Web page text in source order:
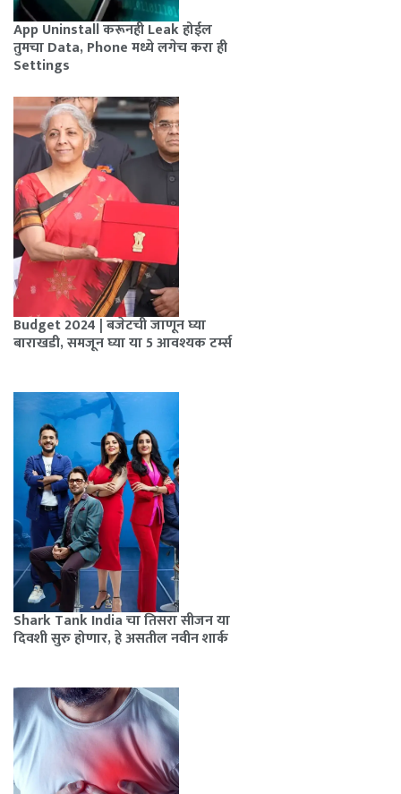
App Uninstall करूनही Leak होईल
तुमचा Data, Phone मध्ये लगेच करा ही
Settings
Budget 2024 | बजेटची जाणून घ्या
बाराखडी, समजून घ्या या 5 आवश्यक टर्म्स
Shark Tank India चा तिसरा सीजन या
दिवशी सुरु होणार, हे असतील नवीन शार्क